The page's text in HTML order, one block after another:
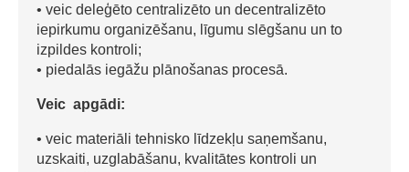
• veic deleģēto centralizēto un decentralizēto
iepirkumu organizēšanu, līgumu slēgšanu un to
izpildes kontroli;
• piedalās iegāžu plānošanas procesā.
Veic apgādi:
• veic materiāli tehnisko līdzekļu saņemšanu,
uzskaiti, uzglabāšanu, kvalitātes kontroli un